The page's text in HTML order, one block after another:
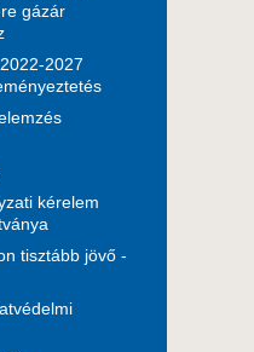
gázár
2027
kérelem
tisztább jövő -